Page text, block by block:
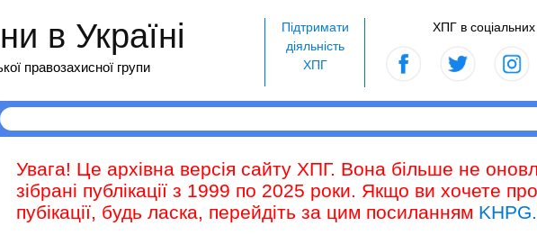
ХПГ в
Підтримати
діяльність
ХПГ
в Україні
правозахисної групи
Увага! Це архівна версія сайту ХПГ. Вона більше не
зібрані публікації з 1999 по 2025 роки. Якщо ви хочете
пубікації, будь ласка, перейдіть за цим посиланням